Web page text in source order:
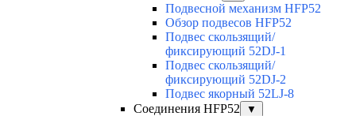
Подвесной механизм HFP52
Обзор подвесов HFP52
Подвес скользящий/
фиксирующий 52DJ-1
Подвес скользящий/
фиксирующий 52DJ-2
Подвес якорный 52LJ-8
Соединения HFP52
▼